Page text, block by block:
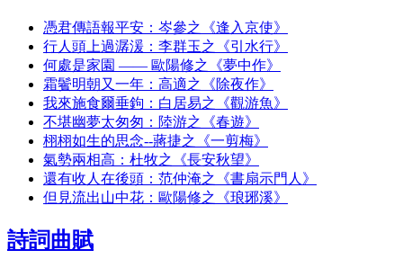
憑君傳語報平安：岑參之《逢入京使》
行人頭上過潺湲：李群玉之《引水行》
何處是家園 —— 歐陽修之《夢中作》
霜鬢明朝又一年：高適之《除夜作》
我來施食爾垂鉤：白居易之《觀游魚》
不堪幽夢太匆匆：陸游之《春遊》
栩栩如生的思念--蔣捷之《一剪梅》
氣勢兩相高：杜牧之《長安秋望》
還有收人在後頭：范仲淹之《書扇示門人》
但見流出山中花：歐陽修之《琅琊溪》
詩詞曲賦